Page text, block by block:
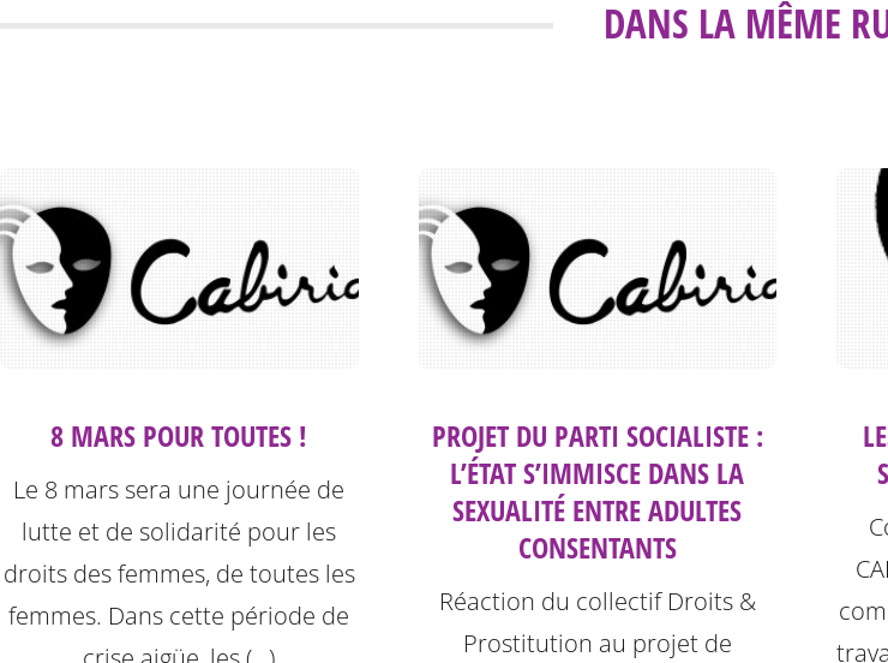
DANS LA MÊME
8 MARS POUR TOUTES !
Le 8 mars sera une journée de
lutte et de solidarité pour les
droits des femmes, de toutes les
femmes. Dans cette période de
PROJET DU PARTI SOCIALISTE :
L’ÉTAT S’IMMISCE DANS LA
SEXUALITÉ ENTRE ADULTES
CONSENTANTS
Réaction du collectif Droits &
Prostitution au projet de